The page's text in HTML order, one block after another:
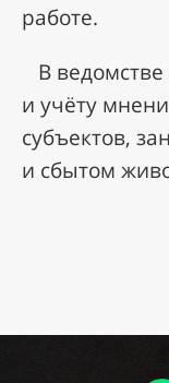
работе.
В ведомстве
и учёту
субъектов,
и сбытом